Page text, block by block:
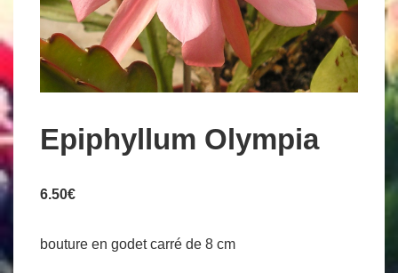
Epiphyllum Olympia
6.50€
bouture en godet carré de 8 cm